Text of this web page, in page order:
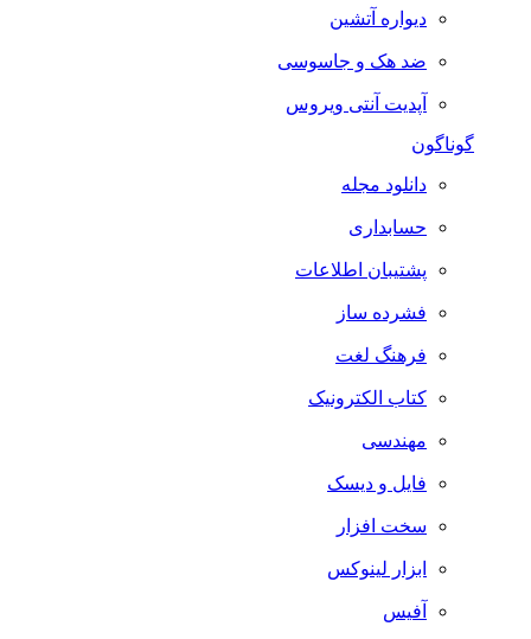
دیواره آتشین
ضد هک و جاسوسی
آپدیت آنتی ویروس
گوناگون
دانلود مجله
حسابداری
پشتیبان اطلاعات
فشرده ساز
فرهنگ لغت
کتاب الکترونیک
مهندسی
فایل و دیسک
سخت افزار
ابزار لینوکس
آفیس